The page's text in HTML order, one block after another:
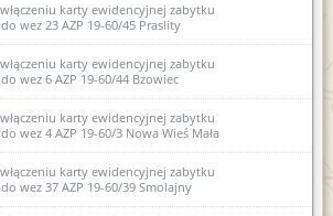
karty ewidencyjnej zabytku
wez 23 AZP 19-60/45 Praslity
karty ewidencyjnej zabytku
wez 6 AZP 19-60/44 Bzowiec
karty ewidencyjnej zabytku
wez 4 AZP 19-60/3 Nowa Wieś Mała
karty ewidencyjnej zabytku
wez 37 AZP 19-60/39 Smolajny